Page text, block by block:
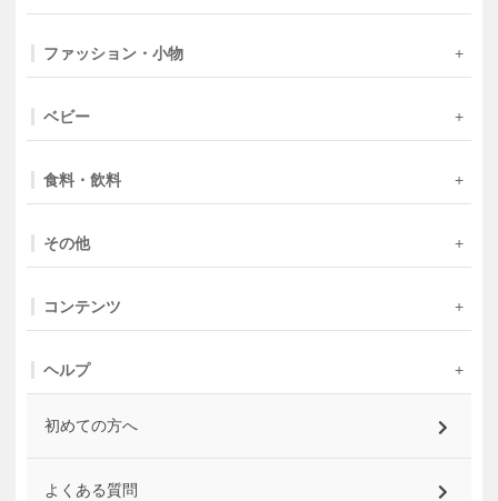
ファッション・小物
ベビー
食料・飲料
その他
コンテンツ
ヘルプ
初めての方へ
よくある質問